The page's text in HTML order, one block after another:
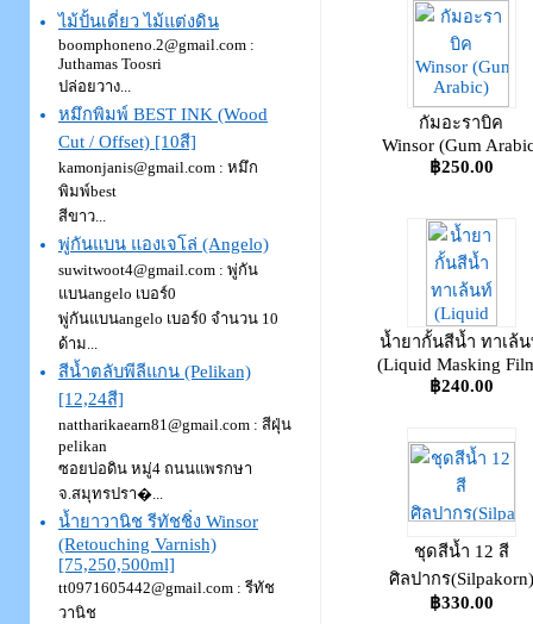
ไม้ปั้นเดี่ยว ไม้แต่งดิน
boomphoneno.2@gmail.com :
Juthamas Toosri
ปล่อยวาง...
หมึกพิมพ์ BEST INK (Wood
Cut / Offset) [10สี]
kamonjanis@gmail.com : หมึก
พิมพ์best
สีขาว...
พู่กันแบน แองเจโล่ (Angelo)
suwitwoot4@gmail.com : พู่กัน
แบนangelo เบอร์0
พู่กันแบนangelo เบอร์0 จำนวน 10
ด้าม...
สีน้ำตลับพีลีแกน (Pelikan)
[12,24สี]
nattharikaearn81@gmail.com : สีฝุ่น
pelikan
ซอยบ่อดิน หมู่4 ถนนแพรกษา
จ.สมุทรปรา�...
น้ำยาวานิช รีทัชชิ่ง Winsor
(Retouching Varnish)
[75,250,500ml]
tt0971605442@gmail.com : รีทัช
วานิช
กัมอะราบิค
Winsor (Gum
฿250.00
น้ำยากั้นสีน้ำ ทาเล้
(Liquid Masking
฿240.00
ชุดสีน้ำ 12 สี
ศิลปากร(Silpakorn)
฿330.00